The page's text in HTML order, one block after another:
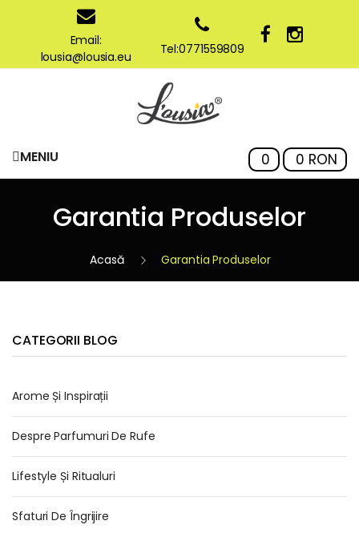
Email:
lousia@lousia.eu
Tel:0771559809
MENIU 0 0 RON
Garantia Produselor
Garantia Produselor
CATEGORII BLOG
Arome Și Inspirații
Despre Parfumuri De Rufe
Lifestyle Și Ritualuri
Sfaturi De Îngrijire